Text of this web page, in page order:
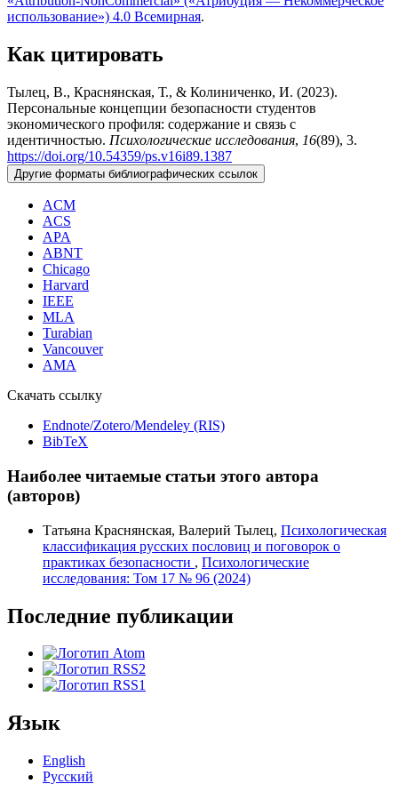
использование») 4.0 Всемирная.
Как цитировать
Тылец, В., Краснянская, Т., & Колиниченко, И. (2023).
Персональные концепции безопасности студентов
экономического профиля: содержание и связь с
идентичностью. Психологические исследования, 16(89), 3.
https://doi.org/10.54359/ps.v16i89.1387
Другие форматы библиографических ссылок
ACM
ACS
APA
ABNT
Chicago
Harvard
IEEE
MLA
Turabian
Vancouver
AMA
Скачать ссылку
Endnote/Zotero/Mendeley (RIS)
BibTeX
Наиболее читаемые статьи этого автора
(авторов)
Татьяна Краснянская, Валерий Тылец, Психологическая
классификация русских пословиц и поговорок о
практиках безопасности , Психологические
исследования: Том 17 № 96 (2024)
Последние публикации
Язык
English
Русский